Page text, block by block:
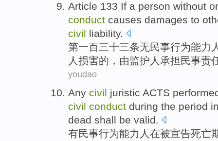
Article 133 If a person without
conduct causes damages to
civil liability.
第一百三十三条无民事行为能力
人 损害的，由监护人 承担 民事责
youdao
Any civil juristic ACTS
civil conduct during the period
dead shall be valid.
有民事行为能力 人 在被宣告死亡